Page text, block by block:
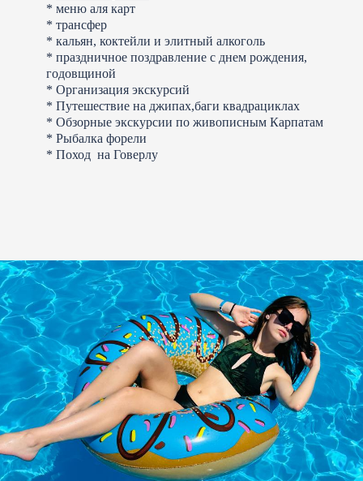
* меню аля карт
* трансфер
* кальян, коктейли и элитный алкоголь
* праздничное поздравление с днем рождения,
годовщиной
* Организация экскурсий
* Путешествие на джипах,баги квадрациклах
* Обзорные экскурсии по живописным Карпатам
* Рыбалка форели
* Поход на Говерлу